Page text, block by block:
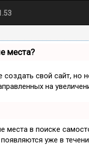
места?
свой сайт, но
на
места в поиске
уже в